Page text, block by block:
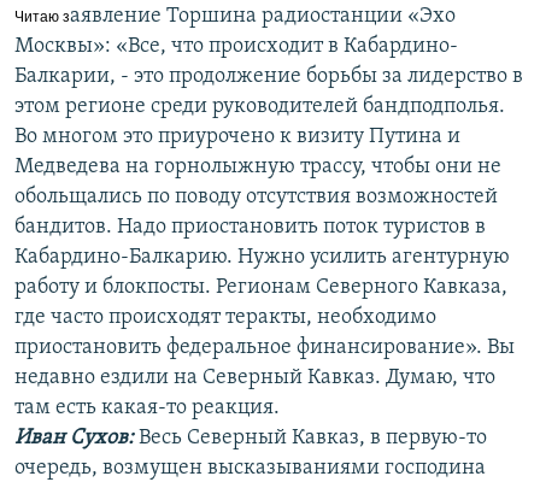
Читаю заявление Торшина радиостанции «Эхо
Москвы»: «Все, что происходит в Кабардино-
Балкарии, - это продолжение борьбы за лидерство в
этом регионе среди руководителей бандподполья.
Во многом это приурочено к визиту Путина и
Медведева на горнолыжную трассу, чтобы они не
обольщались по поводу отсутствия возможностей
бандитов. Надо приостановить поток туристов в
Кабардино-Балкарию. Нужно усилить агентурную
работу и блокпосты. Регионам Северного Кавказа,
где часто происходят теракты, необходимо
приостановить федеральное финансирование». Вы
недавно ездили на Северный Кавказ. Думаю, что
там есть какая-то реакция.
Иван Сухов:Весь Северный Кавказ, в первую-то
очередь, возмущен высказываниями господина